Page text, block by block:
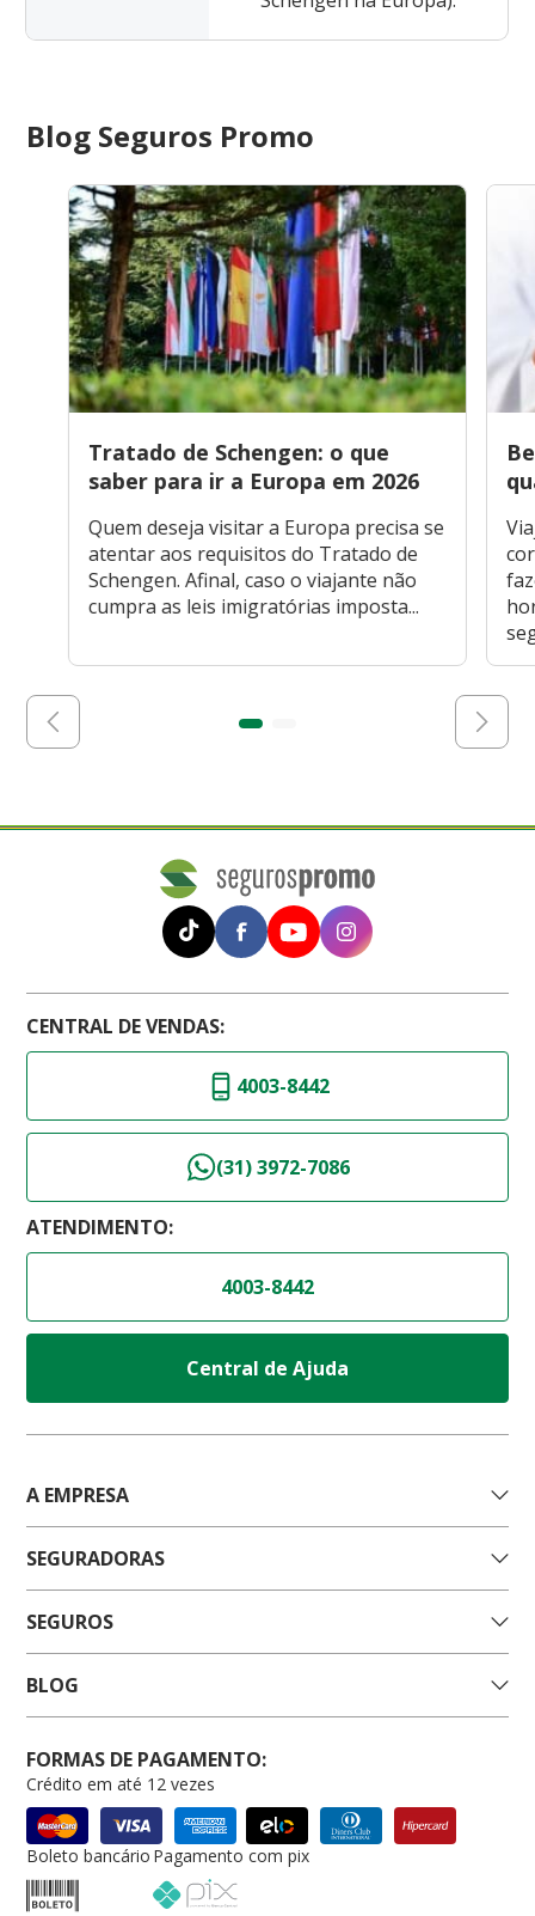
Blog Seguros Promo
Tratado de Schengen: o que
saber para ir a Europa em 2026
Quem deseja visitar a Europa precisa se
atentar aos requisitos do Tratado de
Schengen. Afinal, caso o viajante não
cumpra as leis imigratórias imposta...
CENTRAL DE VENDAS:
4003-8442
(31) 3972-7086
ATENDIMENTO:
4003-8442
Central de Ajuda
A EMPRESA
SEGURADORAS
SEGUROS
BLOG
FORMAS DE PAGAMENTO:
Crédito em até 12 vezes
Boleto bancário Pagamento com pix